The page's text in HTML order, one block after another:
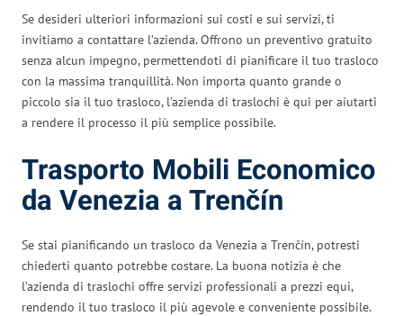
Se desideri ulteriori informazioni sui costi e sui servizi, ti
invitiamo a contattare l’azienda. Offrono un preventivo gratuito
senza alcun impegno, permettendoti di pianificare il tuo trasloco
con la massima tranquillità. Non importa quanto grande o
piccolo sia il tuo trasloco, l’azienda di traslochi è qui per aiutarti
a rendere il processo il più semplice possibile.
Trasporto Mobili Economico
da Venezia a Trenčín
Se stai pianificando un trasloco da Venezia a Trenčín, potresti
chiederti quanto potrebbe costare. La buona notizia è che
l’azienda di traslochi offre servizi professionali a prezzi equi,
rendendo il tuo trasloco il più agevole e conveniente possibile.